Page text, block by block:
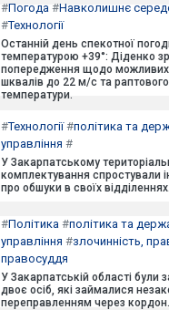
#Погода #Навколишнє
#Технології
Останній день спекотної
температурою +39°: Діденко
попередження щодо можливих
шквалів до 22 м/с та
температури.
#Технології#політика та
управління #
У Закарпатському
комплектування спростували
про обшуки в своїх відділеннях.
#Політика #політика та
управління #злочинність,
правосуддя
У Закарпатській області були
двоє осіб, які займалися
переправленням через кордон.